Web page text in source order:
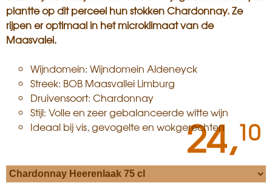
plantte op dit perceel hun stokken Chardonnay. Ze
rijpen er optimaal in het microklimaat van de
Maasvalei.
Wijndomein: Wijndomein Aldeneyck
Streek: BOB Maasvallei Limburg
Druivensoort: Chardonnay
Stijl: Volle en zeer gebalanceerde witte wijn
Ideaal bij vis, gevogelte en wokgerechten
24,10